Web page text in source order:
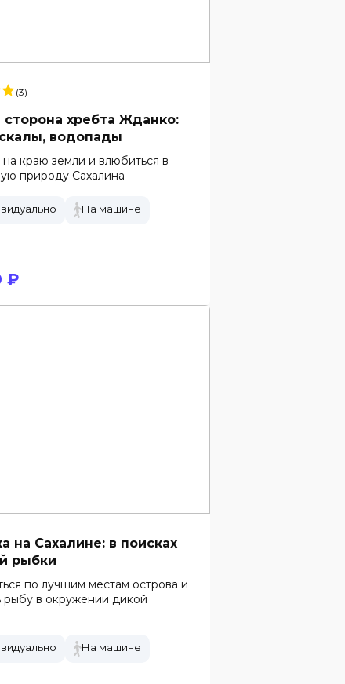
(3)
сторона хребта Жданко:
водопады
на краю земли и влюбиться в
природу Сахалина
На машине
₽
на Сахалине: в поисках
рыбки
по лучшим местам острова и
рыбу в окружении дикой
На машине